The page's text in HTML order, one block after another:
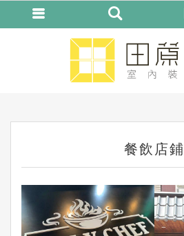
餐飲店鋪